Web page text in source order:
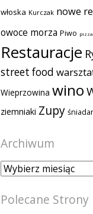
włoska Kurczak nowe
owoce morza Piwo pizza
Restauracje
street food
Wieprzowina wino
ziemniaki Zupy
Archiwum
Archiwum
Polecane Strony